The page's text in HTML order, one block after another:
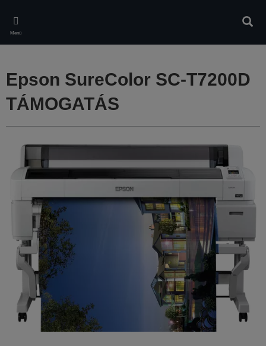
main
content
Menü
Epson SureColor SC-T7200D
TÁMOGATÁS